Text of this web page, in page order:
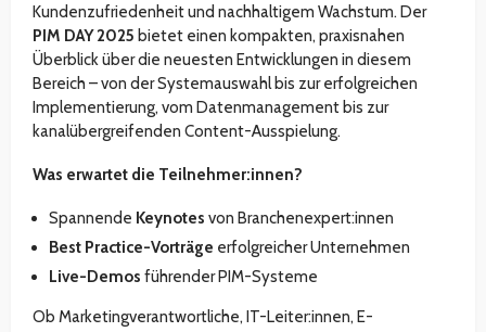
Kundenzufriedenheit und nachhaltigem Wachstum. Der
PIM DAY 2025 bietet einen kompakten, praxisnahen
Überblick über die neuesten Entwicklungen in diesem
Bereich – von der Systemauswahl bis zur erfolgreichen
Implementierung, vom Datenmanagement bis zur
kanalübergreifenden Content-Ausspielung.
Was erwartet die Teilnehmer:innen?
Spannende Keynotes von Branchenexpert:innen
Best Practice-Vorträge erfolgreicher Unternehmen
Live-Demos führender PIM-Systeme
Ob Marketingverantwortliche, IT-Leiter:innen, E-